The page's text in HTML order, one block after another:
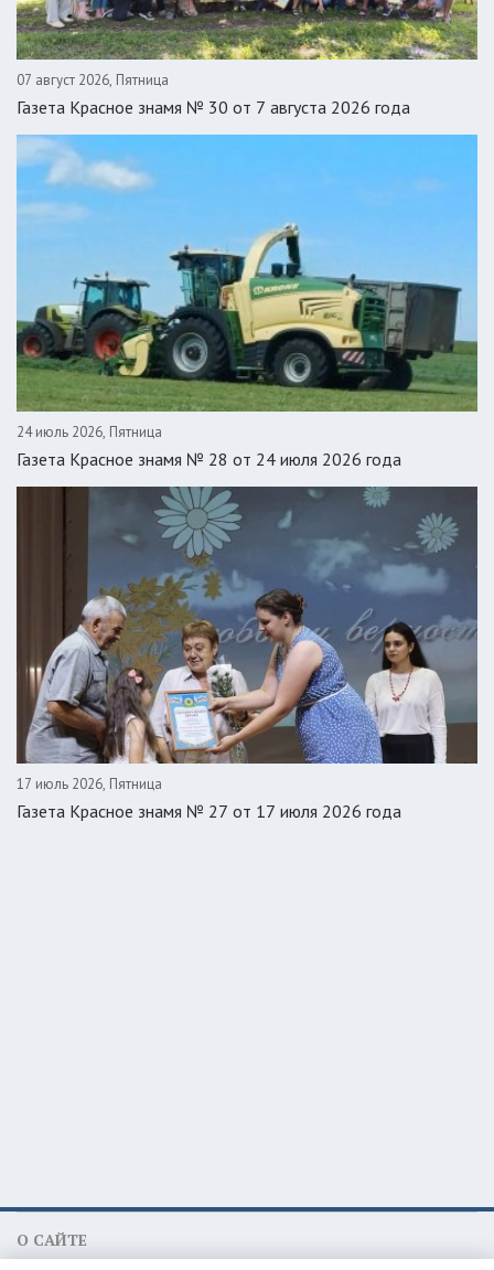
07 август 2026, Пятница
Газета Красное знамя № 30 от 7 августа 2026 года
24 июль 2026, Пятница
Газета Красное знамя № 28 от 24 июля 2026 года
17 июль 2026, Пятница
Газета Красное знамя № 27 от 17 июля 2026 года
О САЙТЕ